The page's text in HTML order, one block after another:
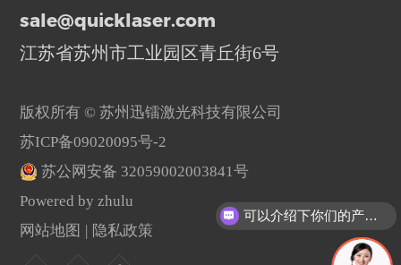
sale@quicklaser.com
江苏省苏州市工业园区青丘街6号
版权所有 © 苏州迅镭激光科技有限公司
苏ICP备09020095号-2
苏公网安备 32059002003841号
Powered by zhulu
网站地图
隐私政策
可以介绍下你们的产品么？